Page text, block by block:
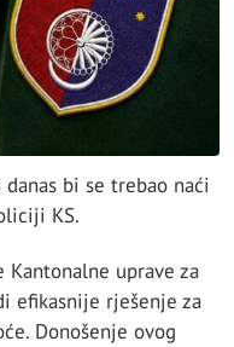
bi se trebao naći
KS.
uprave za
efikasnije rješenje za
Donošenje ovog